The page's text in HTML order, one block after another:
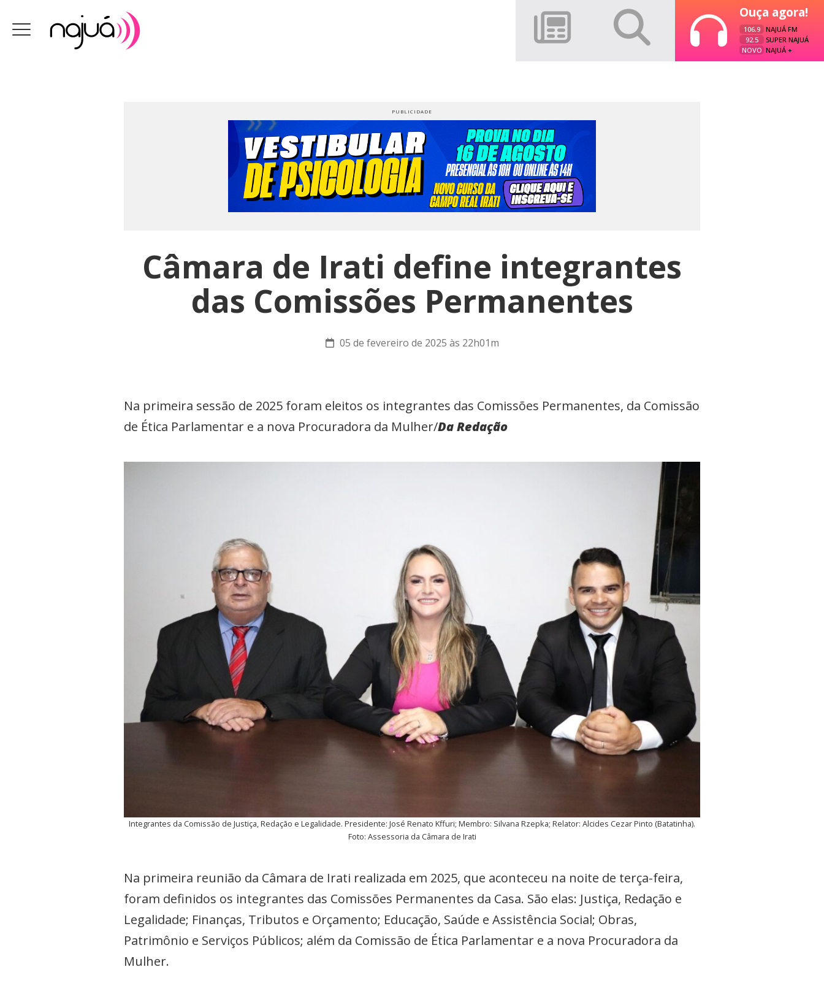
Ouça agora!
106.9
NAJUÁ FM
92.5
SUPER NAJUÁ
NOVO NAJUÁ +
Câmara de Irati define integrantes
das Comissões Permanentes
05 de fevereiro de 2025 às 22h01m
Na primeira sessão de 2025 foram eleitos os integrantes das Comissões Permanentes, da Comissão
de Ética Parlamentar e a nova Procuradora da Mulher/Da Redação
Integrantes da Comissão de Justiça, Redação e Legalidade. Presidente: José Renato Kffuri; Membro: Silvana Rzepka; Relator: Alcides Cezar Pinto (Batatinha).
Foto: Assessoria da Câmara de Irati
Na primeira reunião da Câmara de Irati realizada em 2025, que aconteceu na noite de terça-feira,
foram definidos os integrantes das Comissões Permanentes da Casa. São elas: Justiça, Redação e
Legalidade; Finanças, Tributos e Orçamento; Educação, Saúde e Assistência Social; Obras,
Patrimônio e Serviços Públicos; além da Comissão de Ética Parlamentar e a nova Procuradora da
Mulher.